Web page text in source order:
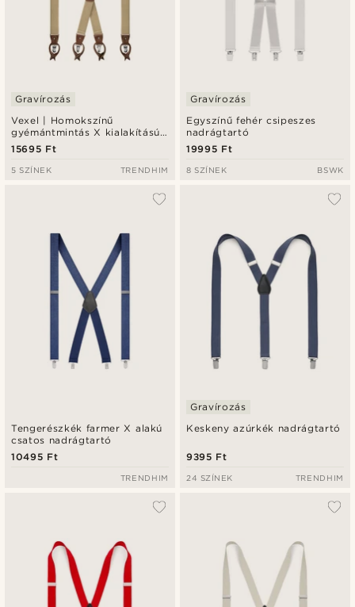
Vexel | Homokszínű
gyémántmintás X kialakítású
nadrágtartó
Gravírozás
15695 Ft
5 SZÍNEK TRENDHIM
Egyszínű fehér csipeszes
nadrágtartó
Gravírozás
19995 Ft
8 SZÍNEK BSWK
Tengerészkék farmer X alakú
csatos nadrágtartó
10495 Ft
TRENDHIM
Keskeny azúrkék nadrágtartó
Gravírozás
9395 Ft
24 SZÍNEK TRENDHIM